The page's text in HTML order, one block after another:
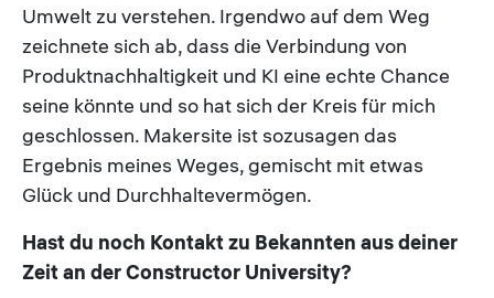
Umwelt zu verstehen. Irgendwo auf dem Weg
zeichnete sich ab, dass die Verbindung von
Produktnachhaltigkeit und KI eine echte Chance
seine könnte und so hat sich der Kreis für mich
geschlossen. Makersite ist sozusagen das
Ergebnis meines Weges, gemischt mit etwas
Glück und Durchhaltevermögen.
Hast du noch Kontakt zu Bekannten aus deiner
Zeit an der Constructor University?